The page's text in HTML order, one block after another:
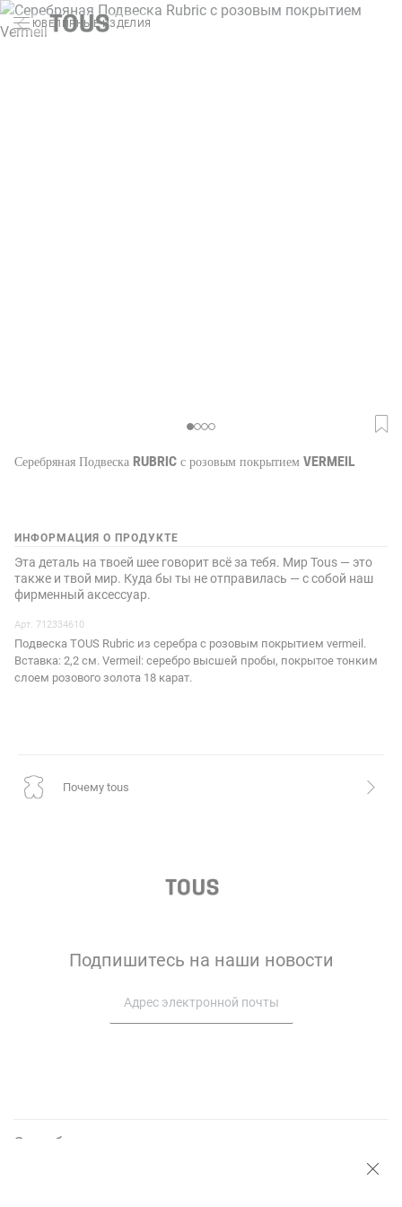
ЮВЕЛИРНЫЕ ИЗДЕЛИЯ
Серебряная Подвеска Rubric с розовым покрытием Vermeil
ИНФОРМАЦИЯ О ПРОДУКТЕ
Эта деталь на твоей шее говорит всё за тебя. Мир Tous — это
также и твой мир. Куда бы ты не отправилась — с собой наш
фирменный аксессуар.
Арт. 712334610
Подвеска TOUS Rubric из серебра с розовым покрытием vermeil.
Вставка: 2,2 см. Vermeil: серебро высшей пробы, покрытое тонким
слоем розового золота 18 карат.
почему tous
Подпишитесь на наши новости
Служба поддержки